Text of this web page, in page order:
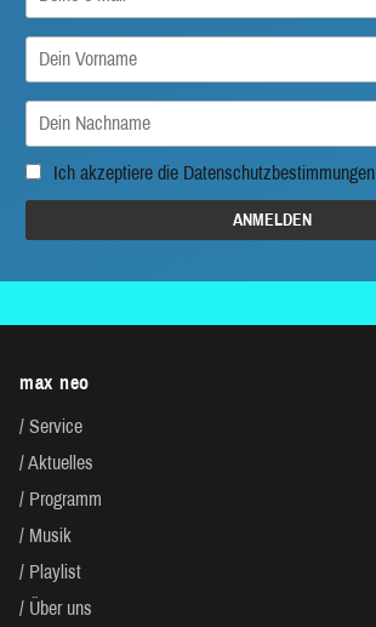
Ich akzeptiere die Datenschutzbestimmungen
max neo
Service
Aktuelles
Programm
Musik
Playlist
Über uns